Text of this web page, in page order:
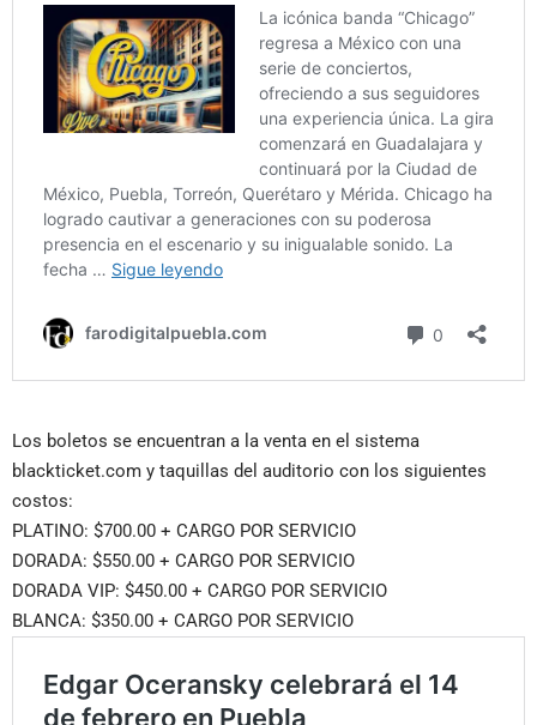
Los boletos se encuentran a la venta en el sistema
blackticket.com y taquillas del auditorio con los siguientes
costos:
PLATINO: $700.00 + CARGO POR SERVICIO
DORADA: $550.00 + CARGO POR SERVICIO
DORADA VIP: $450.00 + CARGO POR SERVICIO
BLANCA: $350.00 + CARGO POR SERVICIO